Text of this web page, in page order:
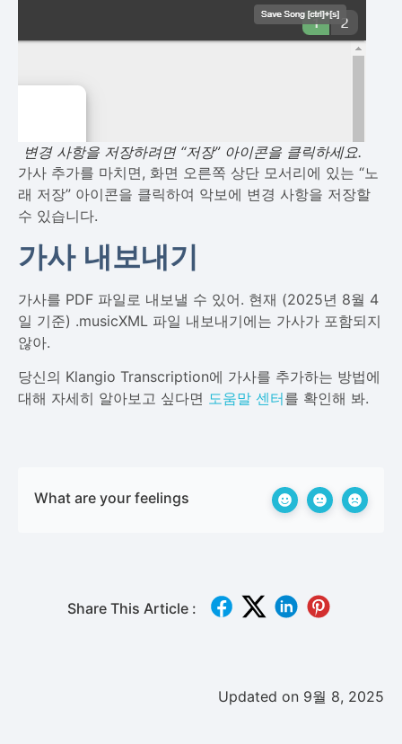
변경 사항을 저장하려면 “저장” 아이콘을 클릭하세요.
가사 추가를 마치면, 화면 오른쪽 상단 모서리에 있는 “노
래 저장” 아이콘을 클릭하여 악보에 변경 사항을 저장할
수 있습니다.
가사 내보내기
가사를 PDF 파일로 내보낼 수 있어. 현재 (2025년 8월 4
일 기준) .musicXML 파일 내보내기에는 가사가 포함되지
않아.
당신의 Klangio Transcription에 가사를 추가하는 방법에
대해 자세히 알아보고 싶다면 도움말 센터를 확인해 봐.
What are your feelings
Share This Article :
Updated on 9월 8, 2025